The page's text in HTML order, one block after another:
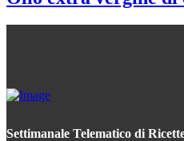
Settimanale Telematico di